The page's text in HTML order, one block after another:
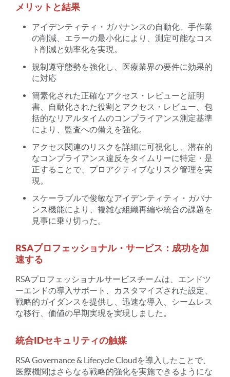
メリットと結果
アイデンティティ・ガバナンスの自動化、手作業
の削減、エラーの最小化により、測定可能なコス
ト削減と効率化を実現。
規制遵守態勢を強化し、医療業界の要件に効果的
に対応
簡素化された正確なアクセス・レビューと証明
書、自動化された役割とアクセス・レビュー、包
括的なリアルタイムのコンプライアンス測定基準
により、監査への備えを強化。
アクセス関連のリスクを詳細に可視化し、潜在的
なコンプライアンス違反をタイムリーに特定・是
正することで、プロアクティブなリスク管理を実
現。
スケーラブルで俊敏なアイデンティティ・ガバナ
ンス機能により、複雑な組織再編や統合の課題を
見事に乗り切った。
RSAプロフェッショナル・サービス：成功を加
速する
RSAプロフェッショナルサービスチームは、エンドツ
ーエンドの導入サポート、カスタマイズされた設定、
戦略的ガイダンスを提供し、迅速な導入、シームレス
な移行、価値の早期実現を実現しました。
統合IDセキュリティの触媒
RSA Governance & Lifecycle Cloudを導入したことで、
医療機関はさらなる戦略的強化を実施できるようにな